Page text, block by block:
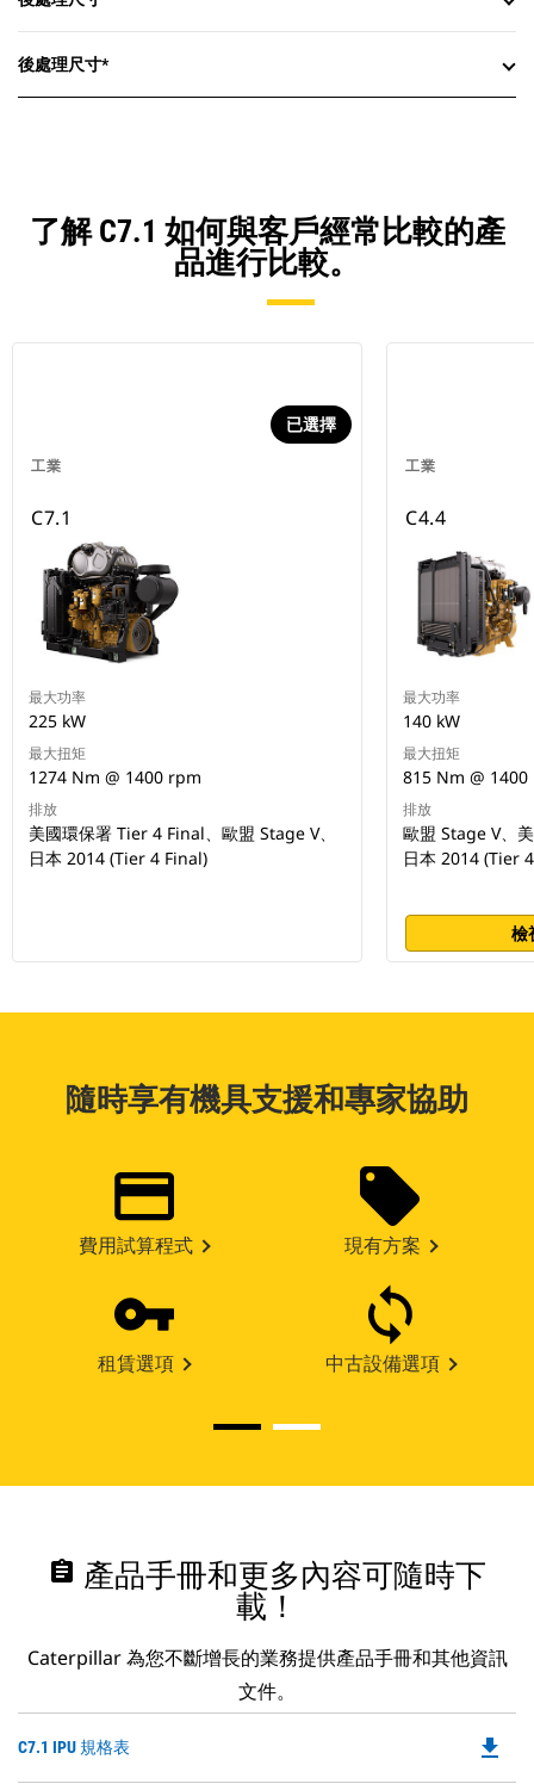
後處理尺寸*
了解 C7.1 如何與客戶經常比較的產
品進行比較。
工業
已選擇
C7.1
最大功率
225 kW
最大扭矩
1274 Nm @ 1400 rpm
排放
美國環保署 Tier 4 Final、歐盟 Stage V、
日本 2014 (Tier 4 Final)
工業
C4.4
最大功率
140 kW
最大扭矩
815 Nm @
排放
歐盟 Stage V、
日本 2014 (Tier
檢
隨時享有機具支援和專家協助
費用試算程式 現有方案
租賃選項 中古設備選項
assignment 產品手冊和更多內容可隨時下
載！
Caterpillar 為您不斷增長的業務提供產品手冊和其他資訊
文件。
C7.1 IPU 規格表 file_download